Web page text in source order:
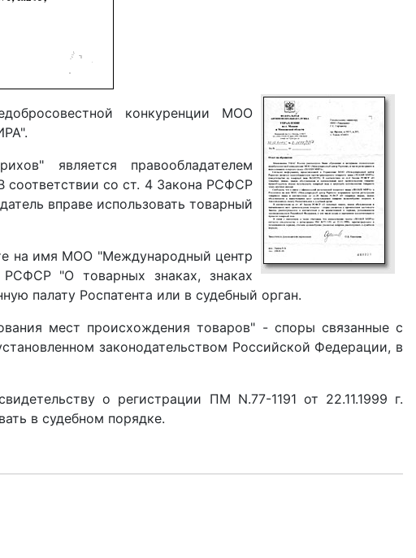
конкуренции МОО
является правообладателем
соответствии со ст. 4 Закона РСФСР
вправе использовать товарный
на имя МОО "Международный центр
"О товарных знаках, знаках
палату Роспатента или в судебный орган.
мест происхождения товаров" - споры связанные с
законодательством Российской Федерации, в
о регистрации ПМ N.77-1191 от 22.11.1999 г.
в судебном порядке.